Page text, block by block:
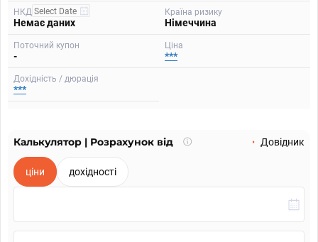
НКД
Немає даних
Країна ризику
Німеччина
Поточний купон
-
Ціна
***
Дохідність / дюрація
***
Калькулятор | Розрахунок від
Що
Довідник
ціни дохідності